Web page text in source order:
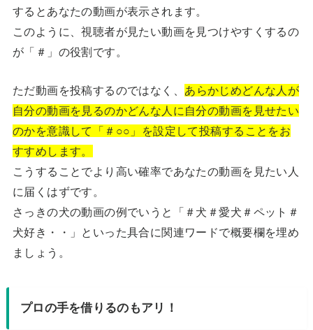
するとあなたの動画が表示されます。
このように、視聴者が見たい動画を見つけやすくするの
が「＃」の役割です。
ただ動画を投稿するのではなく、 あらかじめどんな人が
自分の動画を見るのかどんな人に自分の動画を見せたい
のかを意識して「＃○○」を設定して投稿することをお
すすめします。
こうすることでより高い確率であなたの動画を見たい人
に届くはずです。
さっきの犬の動画の例でいうと「＃犬＃愛犬＃ペット＃
犬好き・・」といった具合に関連ワードで概要欄を埋め
ましょう。
プロの手を借りるのもアリ！